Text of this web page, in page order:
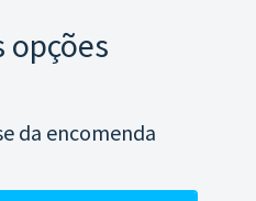
opções
da encomenda